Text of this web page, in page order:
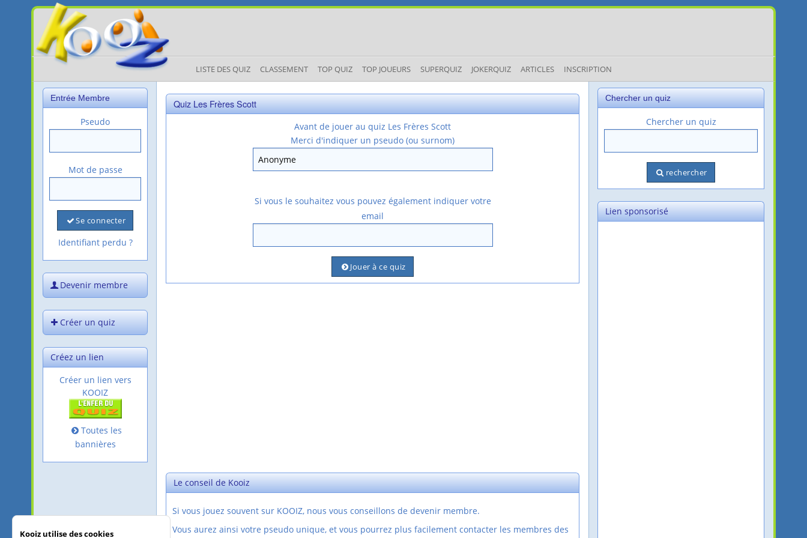
LISTE DES QUIZ CLASSEMENT TOP QUIZ TOP JOUEURS SUPERQUIZ JOKERQUIZ ARTICLES INSCRIPTION
Entrée Membre
Pseudo
Mot de passe
Se connecter
Identifiant perdu ?
Devenir membre
Créer un quiz
Créez un lien
Créer un lien vers
KOOIZ
Toutes les
bannières
Quiz Les Frères Scott
Avant de jouer au quiz Les Frères Scott
Merci d'indiquer un pseudo (ou surnom)
Si vous le souhaitez vous pouvez également indiquer votre
email
Jouer à ce quiz
Le conseil de Kooiz
Si vous jouez souvent sur KOOIZ, nous vous conseillons de devenir membre.
Vous aurez ainsi votre pseudo unique, et vous pourrez plus facilement contacter les membres des
Chercher un quiz
Chercher un quiz
rechercher
Lien sponsorisé
Kooiz utilise des cookies